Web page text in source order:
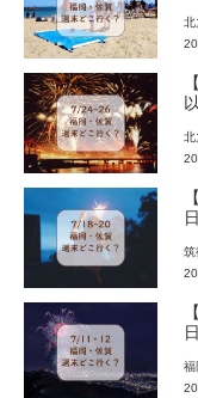
北
北
筑
福